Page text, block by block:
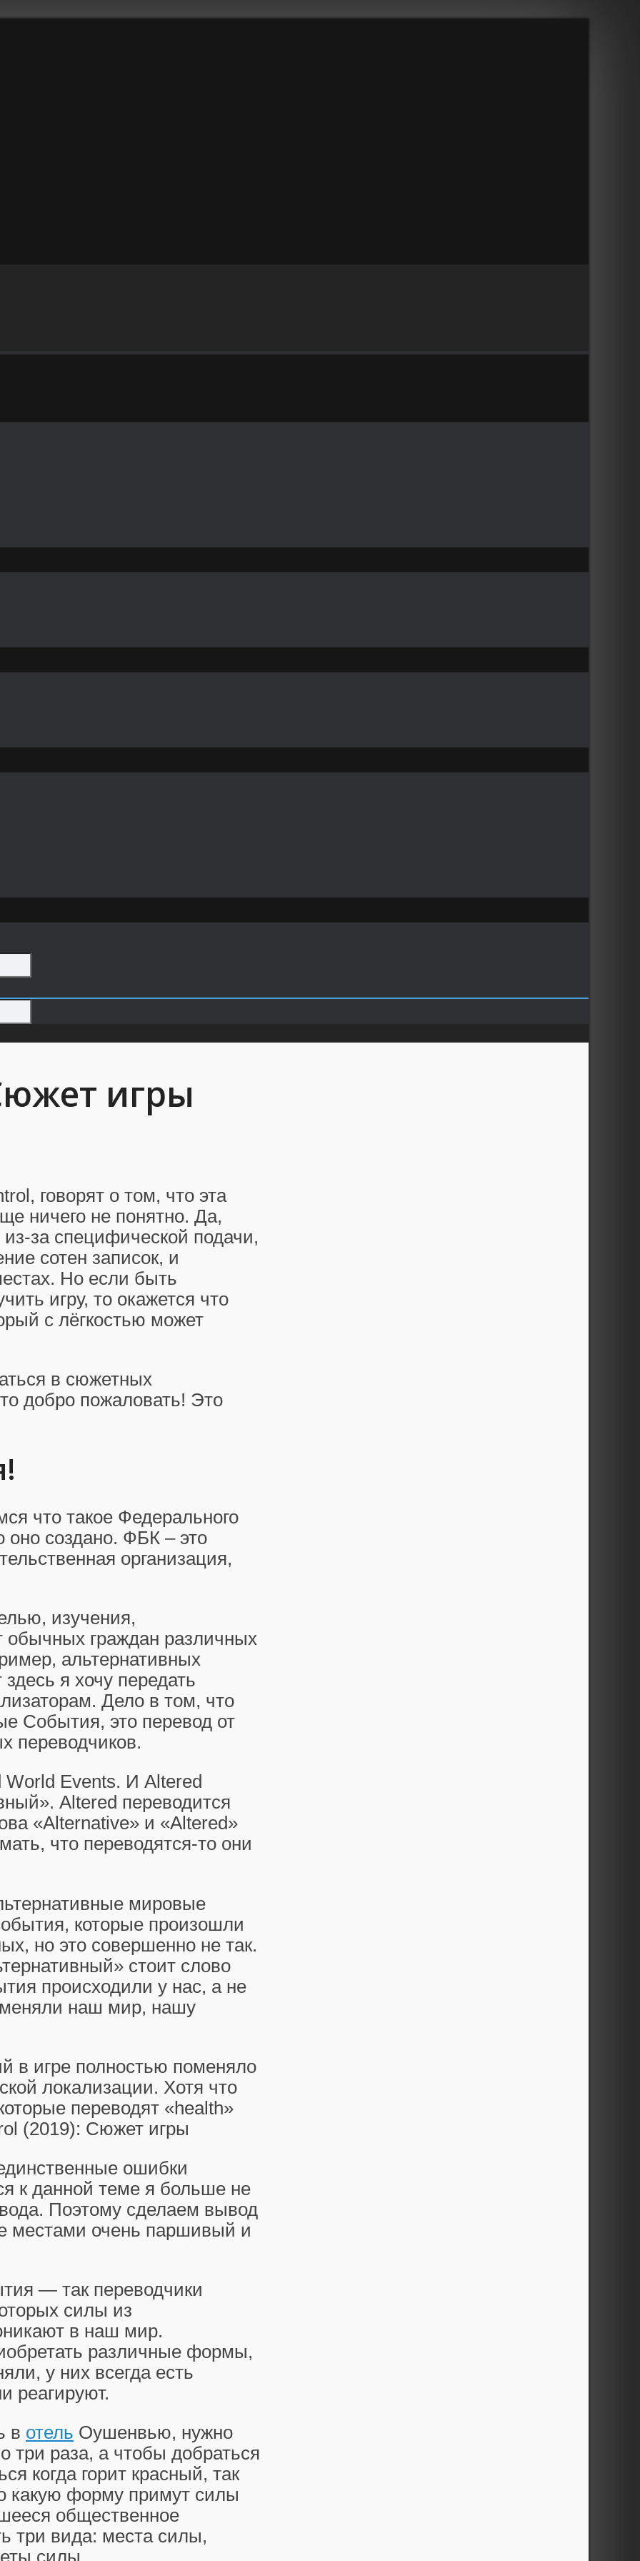
игры
говорят о том, что эта
ничего не понятно. Да,
за специфической подачи,
сотен записок, и
Но если быть
игру, то окажется что
с лёгкостью может
в сюжетных
добро пожаловать! Это
что такое Федерального
создано. ФБК – это
организация,
изучения,
обычных граждан различных
альтернативных
я хочу передать
Дело в том, что
События, это перевод от
переводчиков.
World Events. И Altered
Altered переводится
«Alternative» и «Altered»
что переводятся-то они
мировые
которые произошли
но это совершенно не так.
стоит слово
происходили у нас, а не
наш мир, нашу
в игре полностью поменяло
локализации. Хотя что
переводят «health»
ошибки
к данной теме я больше не
Поэтому сделаем вывод
местами очень паршивый и
— так переводчики
силы из
в наш мир.
различные формы,
у них всегда есть
реагируют.
в отель Оушенвью, нужно
три раза, а чтобы добраться
когда горит красный, так
какую форму примут силы
общественное
три вида: места силы,
силы.